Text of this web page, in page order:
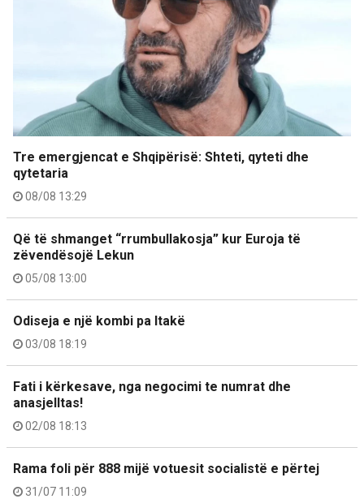
Tre emergjencat e Shqipërisë: Shteti, qyteti dhe
qytetaria
08/08 13:29
Që të shmanget “rrumbullakosja” kur Euroja të
zëvendësojë Lekun
05/08 13:00
Odiseja e një kombi pa Itakë
03/08 18:19
Fati i kërkesave, nga negocimi te numrat dhe
anasjelltas!
02/08 18:13
Rama foli për 888 mijë votuesit socialistë e përtej
31/07 11:09